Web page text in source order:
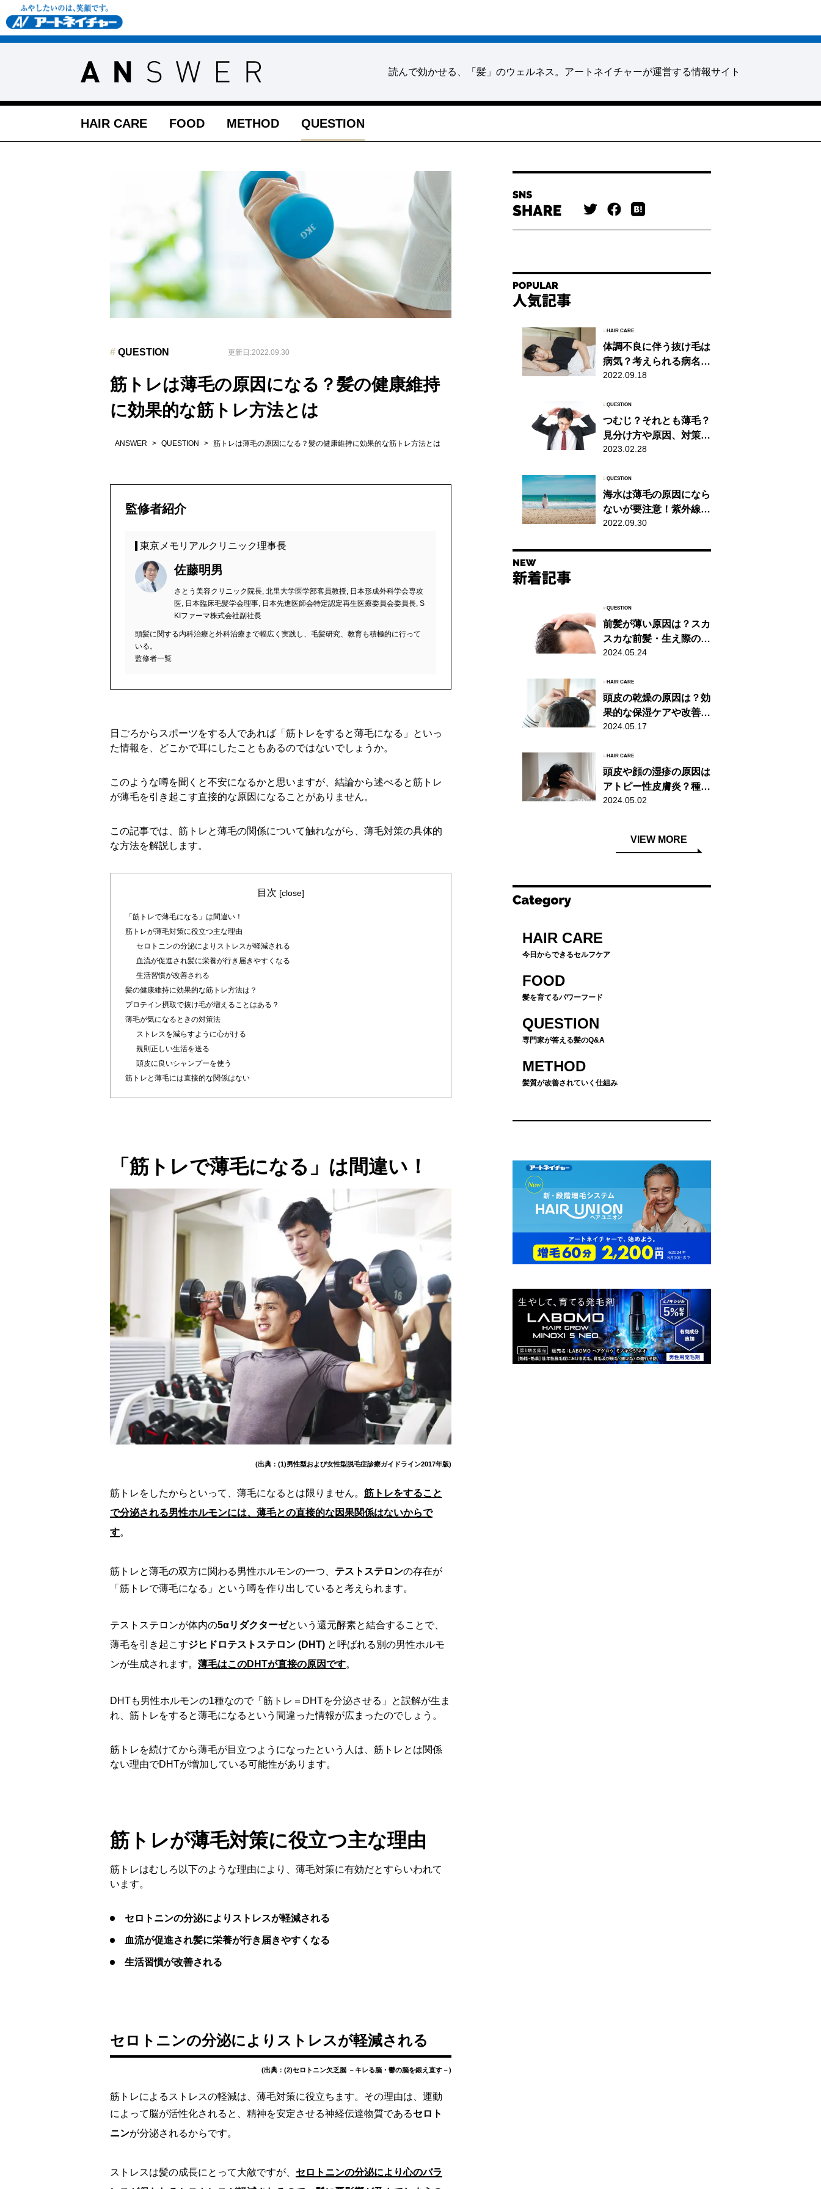
読んで効かせる、「髪」のウェルネス。アートネイチャーが運営する情報サイト
HAIR CARE FOOD METHOD QUESTION
# QUESTION 更新日:2022.09.30
筋トレは薄毛の原因になる？髪の健康維持
に効果的な筋トレ方法とは
ANSWER > QUESTION > 筋トレは薄毛の原因になる？髪の健康維持に効果的な筋トレ方法とは
監修者紹介
東京メモリアルクリニック理事長
佐藤明男
さとう美容クリニック院長, 北里大学医学部客員教授, 日本形成外科学会専攻
医, 日本臨床毛髪学会理事, 日本先進医師会特定認定再生医療委員会委員長, S
KIファーマ株式会社副社長
頭髪に関する内科治療と外科治療まで幅広く実践し、毛髪研究、教育も積極的に行って
いる。
監修者一覧
日ごろからスポーツをする人であれば「筋トレをすると薄毛になる」といっ
た情報を、どこかで耳にしたこともあるのではないでしょうか。
このような噂を聞くと不安になるかと思いますが、結論から述べると筋トレ
が薄毛を引き起こす直接的な原因になることがありません。
この記事では、筋トレと薄毛の関係について触れながら、薄毛対策の具体的
な方法を解説します。
目次 [close]
「筋トレで薄毛になる」は間違い！
筋トレが薄毛対策に役立つ主な理由
セロトニンの分泌によりストレスが軽減される
血流が促進され髪に栄養が行き届きやすくなる
生活習慣が改善される
髪の健康維持に効果的な筋トレ方法は？
プロテイン摂取で抜け毛が増えることはある？
薄毛が気になるときの対策法
ストレスを減らすように心がける
規則正しい生活を送る
頭皮に良いシャンプーを使う
筋トレと薄毛には直接的な関係はない
「筋トレで薄毛になる」は間違い！
(出典：(1)男性型および女性型脱毛症診療ガイドライン2017年版)
筋トレをしたからといって、薄毛になるとは限りません。 筋トレをすること
で分泌される男性ホルモンには、薄毛との直接的な因果関係はないからで
す。
筋トレと薄毛の双方に関わる男性ホルモンの一つ、 テストステロンの存在が
「筋トレで薄毛になる」という噂を作り出していると考えられます。
テストステロンが体内の5αリダクターゼという還元酵素と結合することで、
薄毛を引き起こすジヒドロテストステロン (DHT) と呼ばれる別の男性ホルモ
ンが生成されます。 薄毛はこのDHTが直接の原因です。
DHTも男性ホルモンの1種なので「筋トレ＝DHTを分泌させる」と誤解が生ま
れ、筋トレをすると薄毛になるという間違った情報が広まったのでしょう。
筋トレを続けてから薄毛が目立つようになったという人は、筋トレとは関係
ない理由でDHTが増加している可能性があります。
筋トレが薄毛対策に役立つ主な理由
筋トレはむしろ以下のような理由により、薄毛対策に有効だとすらいわれて
います。
セロトニンの分泌によりストレスが軽減される
血流が促進され髪に栄養が行き届きやすくなる
生活習慣が改善される
セロトニンの分泌によりストレスが軽減される
(出典：(2)セロトニン欠乏脳 －キレる脳・鬱の脳を鍛え直す－)
筋トレによるストレスの軽減は、薄毛対策に役立ちます。その理由は、運動
によって脳が活性化されると、精神を安定させる神経伝達物質であるセロト
ニンが分泌されるからです。
ストレスは髪の成長にとって大敵ですが、 セロトニンの分泌により心のバラ
# HAIR CARE
体調不良に伴う抜け毛は
病気？考えられる病名と
自分でできるケアを紹介
2022.09.18
# QUESTION
つむじ？それとも薄毛？
見分け方や原因、対策を
ご紹介！
2023.02.28
# QUESTION
海水は薄毛の原因になら
ないが要注意！紫外線も
含めた対策を解説
2022.09.30
# QUESTION
前髪が薄い原因は？スカ
スカな前髪・生え際の対
策を徹底解説
2024.05.24
# HAIR CARE
頭皮の乾燥の原因は？効
果的な保湿ケアや改善方
法、おすすめアイテムを
2024.05.17
# HAIR CARE
頭皮や顔の湿疹の原因は
アトピー性皮膚炎？種類
や予防・対処法を解説！
2024.05.02
VIEW MORE
HAIR CARE
今日からできるセルフケア
FOOD
髪を育てるパワーフード
QUESTION
専門家が答える髪のQ&A
METHOD
髪質が改善されていく仕組み